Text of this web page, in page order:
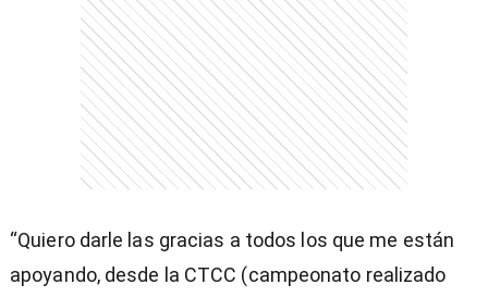
“Quiero darle las gracias a todos los que me están
apoyando, desde la CTCC (campeonato realizado